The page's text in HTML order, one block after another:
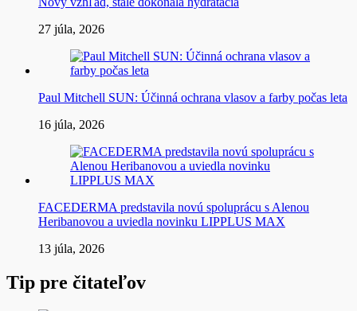
27 júla, 2026
Paul Mitchell SUN: Účinná ochrana vlasov a farby počas leta
16 júla, 2026
FACEDERMA predstavila novú spoluprácu s Alenou
Heribanovou a uviedla novinku LIPPLUS MAX
13 júla, 2026
Tip pre čitateľov